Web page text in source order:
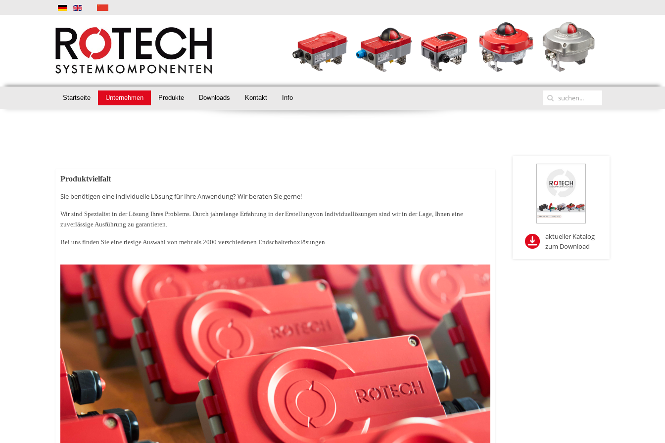
Startseite Unternehmen Produkte Downloads Kontakt Info
Produktvielfalt
Sie benötigen eine individuelle Lösung für Ihre Anwendung? Wir beraten Sie gerne!
Wir sind Spezialist in der Lösung Ihres Problems. Durch jahrelange Erfahrung in der Erstellungvon Individuallösungen sind wir in der Lage, Ihnen eine
zuverlässige Ausführung zu garantieren.
Bei uns finden Sie eine riesige Auswahl von mehr als 2000 verschiedenen Endschalterboxlösungen.
aktueller Katalog
zum Download